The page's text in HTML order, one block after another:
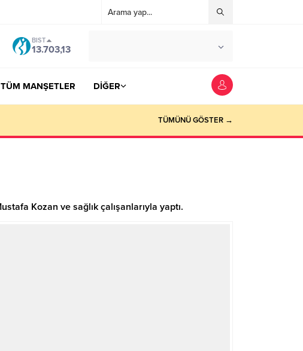
BIST
13.703,13
TÜM MANŞETLER DİĞER
TÜMÜNÜ GÖSTER →
Kozan ve sağlık çalışanlarıyla yaptı.